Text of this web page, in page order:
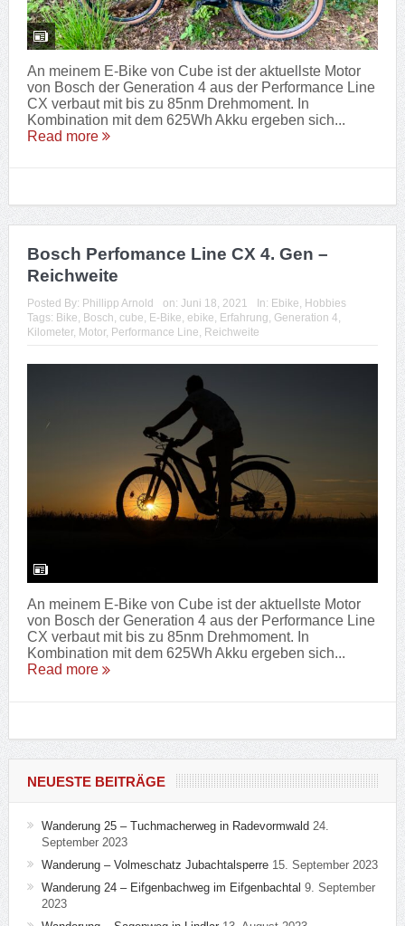
An meinem E-Bike von Cube ist der aktuellste Motor
von Bosch der Generation 4 aus der Performance Line
CX verbaut mit bis zu 85nm Drehmoment. In
Kombination mit dem 625Wh Akku ergeben sich...
Read more
Bosch Perfomance Line CX 4. Gen –
Reichweite
Posted By: Phillipp Arnold on: Juni 18, 2021 In: Ebike, Hobbies
Tags: Bike, Bosch, cube, E-Bike, ebike, Erfahrung, Generation 4,
Kilometer, Motor, Performance Line, Reichweite
An meinem E-Bike von Cube ist der aktuellste Motor
von Bosch der Generation 4 aus der Performance Line
CX verbaut mit bis zu 85nm Drehmoment. In
Kombination mit dem 625Wh Akku ergeben sich...
Read more
NEUESTE BEITRÄGE
Wanderung 25 – Tuchmacherweg in Radevormwald 24.
September 2023
Wanderung – Volmeschatz Jubachtalsperre 15. September 2023
Wanderung 24 – Eifgenbachweg im Eifgenbachtal 9. September
2023